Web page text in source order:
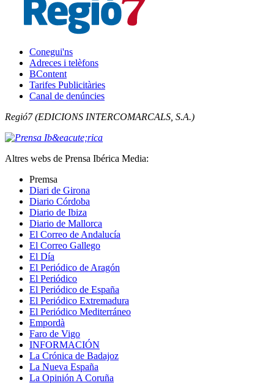
Conegui'ns
Adreces i telèfons
BContent
Tarifes Publicitàries
Canal de denúncies
Regió7 (EDICIONS INTERCOMARCALS, S.A.)
Altres webs de Prensa Ibérica Media:
Premsa
Diari de Girona
Diario Córdoba
Diario de Ibiza
Diario de Mallorca
El Correo de Andalucía
El Correo Gallego
El Día
El Periódico de Aragón
El Periódico
El Periódico de España
El Periódico Extremadura
El Periódico Mediterráneo
Empordà
Faro de Vigo
INFORMACIÓN
La Crónica de Badajoz
La Nueva España
La Opinión A Coruña